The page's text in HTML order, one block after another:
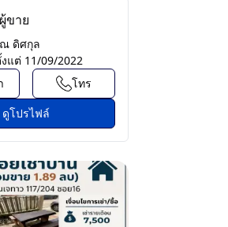
ขาย
ดิศกุล
แต่ 11/09/2022
โทร
ดูโปรไฟล์